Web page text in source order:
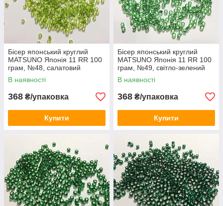
Бісер японський круглий
MATSUNO Японія 11 RR 100
грам, №48, салатовий
блискучий
В наявності
368 ₴/упаковка
Купити
Бісер японський круглий
MATSUNO Японія 11 RR 100
грам, №49, світло-зелений
блискучий
В наявності
368 ₴/упаковка
Купити